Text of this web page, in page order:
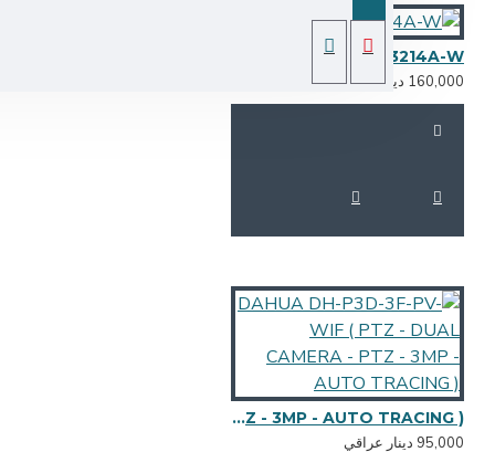
DAHUA ASI33214A-W
دينار عراقي
DAHUA DH-P3D-3F-PV-WIF ( PTZ - DUAL CAMERA - PTZ - 3MP - AUTO TRACING )
دينار عراقي